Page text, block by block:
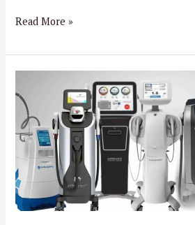
Read More »
Corporais